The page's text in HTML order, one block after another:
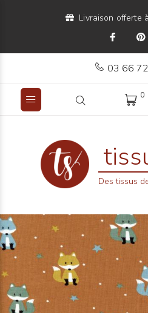
Livraison offerte
03 66
0
Des tissus